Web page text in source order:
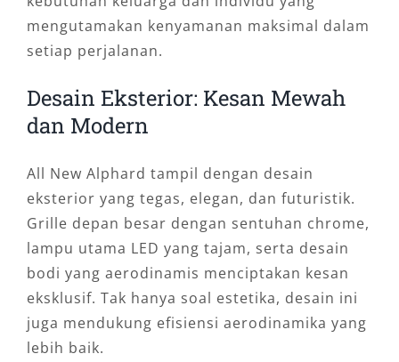
mengutamakan kenyamanan maksimal dalam
setiap perjalanan.
Desain Eksterior: Kesan Mewah
dan Modern
All New Alphard tampil dengan desain
eksterior yang tegas, elegan, dan futuristik.
Grille depan besar dengan sentuhan chrome,
lampu utama LED yang tajam, serta desain
bodi yang aerodinamis menciptakan kesan
eksklusif. Tak hanya soal estetika, desain ini
juga mendukung efisiensi aerodinamika yang
lebih baik.